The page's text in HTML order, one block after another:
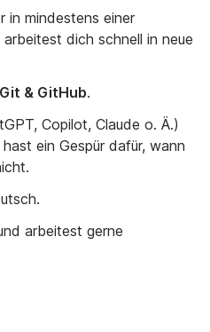
in mindestens einer
dich schnell in neue
Git & GitHub.
Copilot, Claude o. Ä.)
ein Gespür dafür, wann
arbeitest gerne